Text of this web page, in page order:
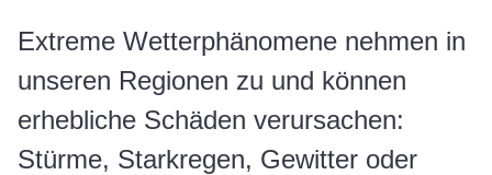
Extreme Wetterphänomene nehmen in
unseren Regionen zu und können
erhebliche Schäden verursachen:
Stürme, Starkregen, Gewitter oder